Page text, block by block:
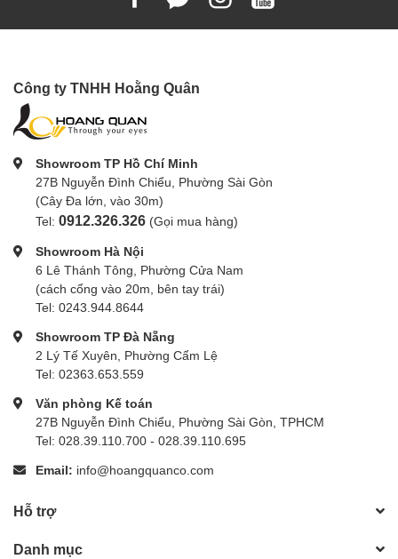
Công ty TNHH Hoằng Quân
Showroom TP Hồ Chí Minh
27B Nguyễn Đình Chiểu, Phường Sài Gòn
(Cây Đa lớn, vào 30m)
Tel: 0912.326.326 (Gọi mua hàng)
Showroom Hà Nội
6 Lê Thánh Tông, Phường Cửa Nam
(cách cổng vào 20m, bên tay trái)
Tel: 0243.944.8644
Showroom TP Đà Nẵng
2 Lý Tế Xuyên, Phường Cẩm Lệ
Tel: 02363.653.559
Văn phòng Kế toán
27B Nguyễn Đình Chiểu, Phường Sài Gòn, TPHCM
Tel: 028.39.110.700 - 028.39.110.695
Email: info@hoangquanco.com
Hỗ trợ
Danh mục